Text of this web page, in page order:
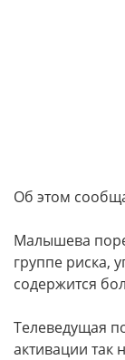
Об этом
Малышева
группе риска,
содержится
Телеведущая
активации так